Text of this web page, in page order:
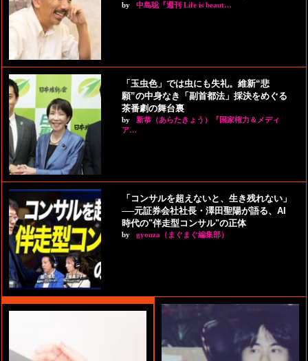
by 中島聡『週刊 Life is beaut…
「玉虫色」では虫にも失礼。維新“悲
願”の中身なき「副首都法」採決をめぐる
茶番劇の舞台裏
by
新恭（あらたきょう）『国家権力＆メディ
ア…
「コンサルを超えないと、生き残れない」
──元証券会社社長・澤田聖陽が語る、AI
時代の"伴走型コンサル"の正体
by gyouza（まぐまぐ編集部）